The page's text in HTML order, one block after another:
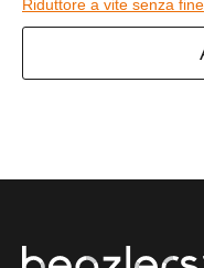
Riduttore a vite senza fine